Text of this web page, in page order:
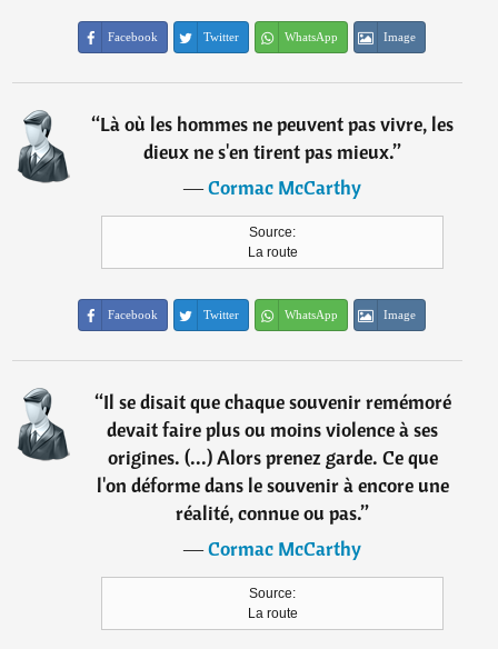
Facebook Twitter WhatsApp Image
“Là où les hommes ne peuvent pas vivre, les
dieux ne s'en tirent pas mieux.”
―Cormac McCarthy
Source:
La route
Facebook Twitter WhatsApp Image
“Il se disait que chaque souvenir remémoré
devait faire plus ou moins violence à ses
origines. (...) Alors prenez garde. Ce que
l'on déforme dans le souvenir à encore une
réalité, connue ou pas.”
―Cormac McCarthy
Source:
La route